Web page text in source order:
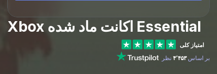
Essential اکانت ماد شده Xbox
امتیاز کلی
بر اساس۴٬۴۵۳ نظر